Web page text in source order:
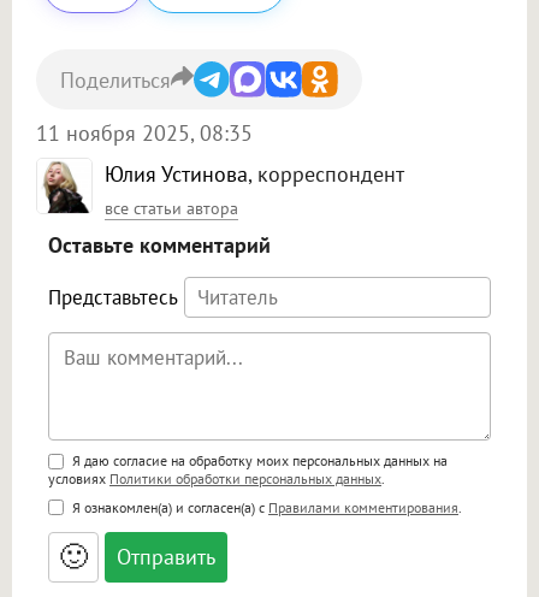
Юлия Устинова, корреспондент
все статьи автора
11 ноября 2025, 08:35
Поделиться
Оставьте комментарий
Представьтесь
Поддержка HTML
<b>, <strong>, <u>, <i>, <em>, <s>, <big>,
<small>, <sup>, <sub>, <pre>, <ul>, <ol>, <li>,
<blockquote>, <code> экранирует HTML,
адреса URL автоматически становятся
ссылками, и [img]адрес[/img] будет
Я даю согласие на обработку моих персональных данных на
условиях Политики обработки персональных данных
Я ознакомлен(а) и согласен(а) с Правилами комментирования
🙂